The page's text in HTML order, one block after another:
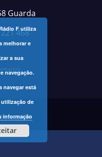
Guarda
468
Rádio F
F utiliza
melhorar e
a sua
navegação.
navegar está
de
informação